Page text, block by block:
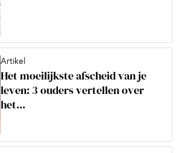
Artikel
Het moeilijkste afscheid van je
leven: 3 ouders vertellen over
het...